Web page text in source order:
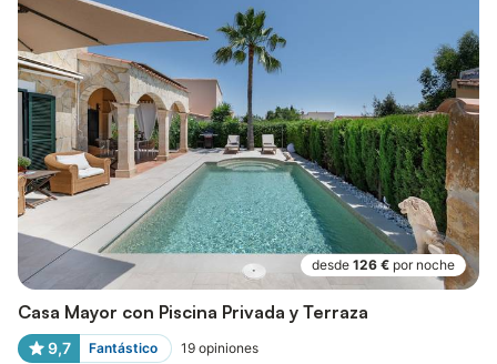
desde 126 € por noche
Casa Mayor con Piscina Privada y Terraza
9,7 Fantástico 19 opiniones